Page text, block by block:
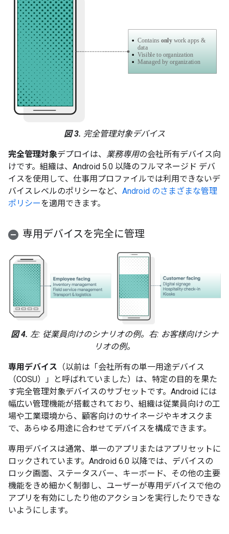
図 3. 完全管理対象デバイス
完全管理対象デプロイは、 業務専用の会社所有デバイス向
けです。組織は、Android 5.0 以降のフルマネージド デバ
イスを使用して、仕事用プロファイルでは利用できないデ
バイスレベルのポリシーなど、 Android のさまざまな管理
ポリシーを適用できます。
専用デバイスを完全に管理
図 4. 左: 従業員向けのシナリオの例。右: お客様向けシナ
リオの例。
専用デバイス （以前は「会社所有の単一用途デバイス
（COSU）」と呼ばれていました）は、特定の目的を果た
す完全管理対象デバイスのサブセットです。Android には
幅広い管理機能が搭載されており、組織は従業員向けの工
場や工業環境から、顧客向けのサイネージやキオスクま
で、あらゆる用途に合わせてデバイスを構成できます。
専用デバイスは通常、単一のアプリまたはアプリセットに
ロックされています。Android 6.0 以降では、デバイスの
ロック画面、ステータスバー、キーボード、その他の主要
機能をきめ細かく制御し、ユーザーが専用デバイスで他の
アプリを有効にしたり他のアクションを実行したりできな
いようにします。